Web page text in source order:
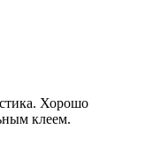
Хорошо
клеем.